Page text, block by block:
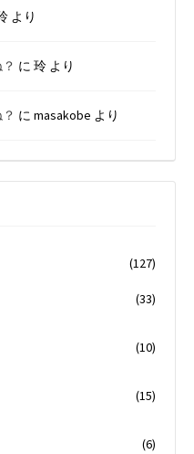
より
に 玲 より
に masakobe より
(127)
(33)
(10)
(15)
(6)